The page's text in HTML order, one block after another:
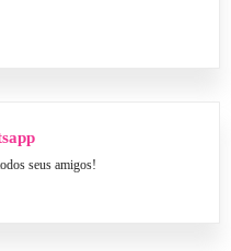
seus amigos!